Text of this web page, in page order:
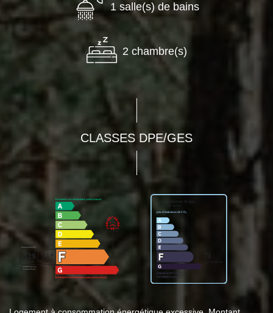
1 salle(s) de bains
2 chambre(s)
CLASSES DPE/GES